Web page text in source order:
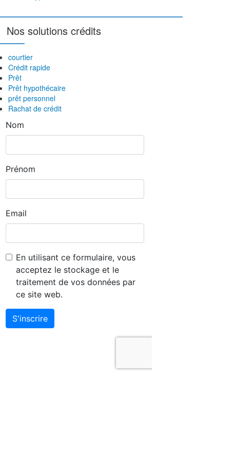
Nos solutions crédits
courtier
Crédit rapide
Prêt
Prêt hypothécaire
prêt personnel
Rachat de crédit